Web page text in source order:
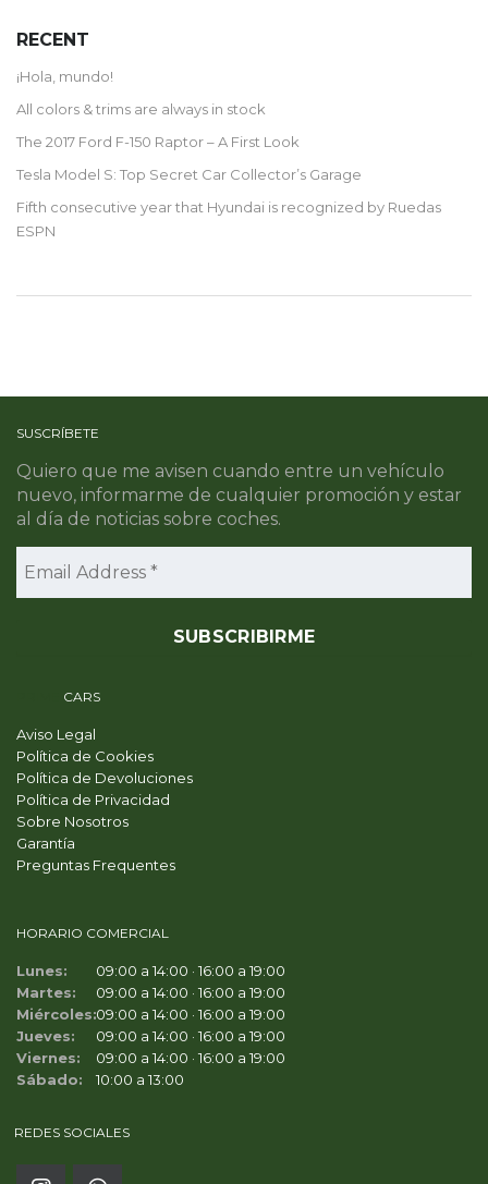
RECENT
¡Hola, mundo!
All colors & trims are always in stock
The 2017 Ford F-150 Raptor – A First Look
Tesla Model S: Top Secret Car Collector’s Garage
Fifth consecutive year that Hyundai is recognized by Ruedas
ESPN
SUSCRÍBETE
Quiero que me avisen cuando entre un vehículo
nuevo, informarme de cualquier promoción y estar
al día de noticias sobre coches.
CARS
Aviso Legal
Política de Cookies
Política de Devoluciones
Política de Privacidad
Sobre Nosotros
Garantía
Preguntas Frequentes
HORARIO COMERCIAL
Lunes:
09:00 a 14:00 · 16:00 a 19:00
Martes:
09:00 a 14:00 · 16:00 a 19:00
Miércoles:09:00 a 14:00 · 16:00 a 19:00
Jueves:
09:00 a 14:00 · 16:00 a 19:00
Viernes:
09:00 a 14:00 · 16:00 a 19:00
Sábado:
10:00 a 13:00
REDES SOCIALES